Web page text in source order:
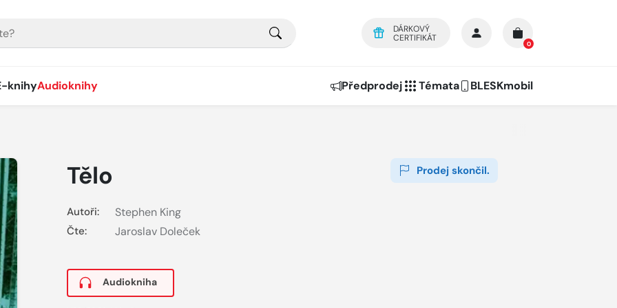
DÁRKOVÝ
CERTIFIKÁT
0
knihyAudioknihy Předprodej Témata BLESKmobil
Tělo
Autoři: Stephen King
Čte: Jaroslav Doleček
Audiokniha
Prodej skončil.